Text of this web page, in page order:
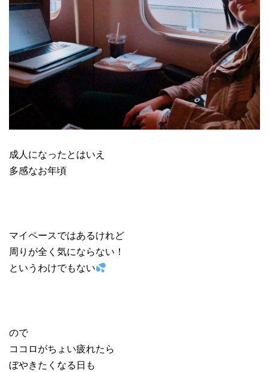
成人になったとはいえ
多感なお年頃
マイペースではあるけれど
周りが全く気にならない！
というわけでもない
ので
ココロがちょい疲れたら
ぼやきたくなる日も